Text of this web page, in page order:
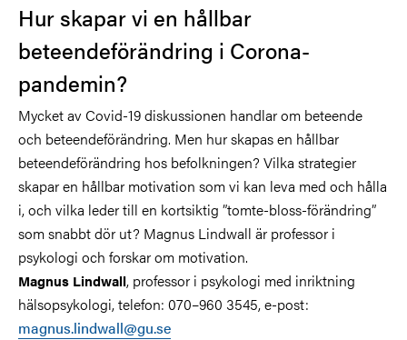
Hur skapar vi en hållbar
beteendeförändring i Corona-
pandemin?
Mycket av Covid-19 diskussionen handlar om beteende
och beteendeförändring. Men hur skapas en hållbar
beteendeförändring hos befolkningen? Vilka strategier
skapar en hållbar motivation som vi kan leva med och hålla
i, och vilka leder till en kortsiktig ”tomte-bloss-förändring”
som snabbt dör ut? Magnus Lindwall är professor i
psykologi och forskar om motivation.
Magnus Lindwall, professor i psykologi med inriktning
hälsopsykologi, telefon: 070–960 3545, e-post:
magnus.lindwall@gu.se